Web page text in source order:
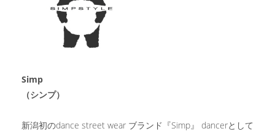
Simp
（シンプ）
新潟初のdance street wear ブランド『Simp』 dancerとして